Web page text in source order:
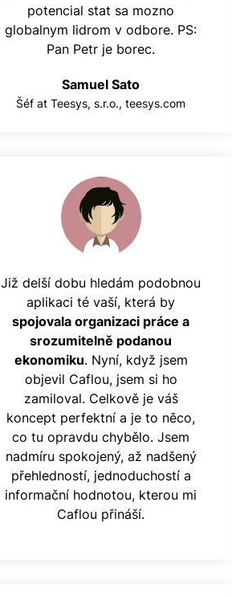
potencial stat sa mozno
globalnym lidrom v odbore. PS:
Pan Petr je borec.
Samuel Sato
Šéf at Teesys, s.r.o., teesys.com
Již delší dobu hledám podobnou
aplikaci té vaší, která by
spojovala organizaci práce a
srozumitelně podanou
ekonomiku. Nyní, když jsem
objevil Caflou, jsem si ho
zamiloval. Celkově je váš
koncept perfektní a je to něco,
co tu opravdu chybělo. Jsem
nadmíru spokojený, až nadšený
přehledností, jednoduchostí a
informační hodnotou, kterou mi
Caflou přináší.